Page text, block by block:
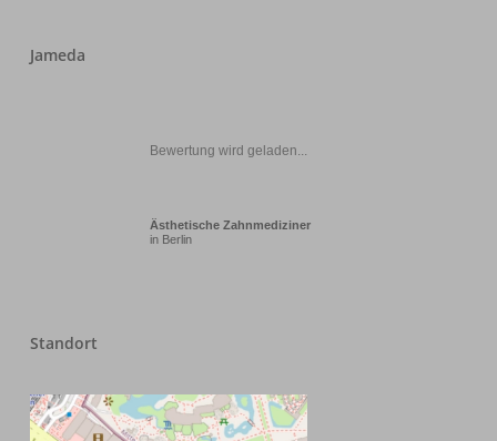
Jameda
Bewertung wird geladen...
Ästhetische Zahnmediziner
in Berlin
Standort